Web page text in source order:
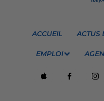
ACCUEIL ACTUS
EMPLOI